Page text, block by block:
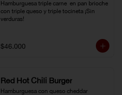
Hamburguesa triple carne  en pan brioche
con triple queso y triple tocineta ¡Sin
verduras!
$46.000
Red Hot Chili Burger
Hamburguesa con queso cheddar